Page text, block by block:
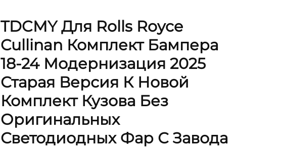
TDCMY Для Rolls Royce
Cullinan Комплект Бампера
18-24 Модернизация 2025
Старая Версия К Новой
Комплект Кузова Без
Оригинальных
Светодиодных Фар С Завода